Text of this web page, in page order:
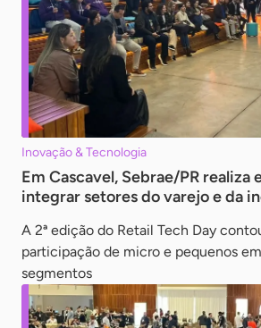
Inovação & Tecnologia
Em Cascavel, Sebrae/PR realiza
integrar setores do varejo e da
A 2ª edição do Retail Tech Day
participação de micro e pequenos
segmentos